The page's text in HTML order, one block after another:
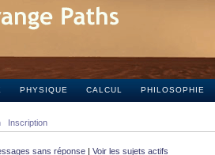
PHYSIQUE CALCUL PHILOSOPHIE
Inscription
sans réponse | Voir les sujets actifs